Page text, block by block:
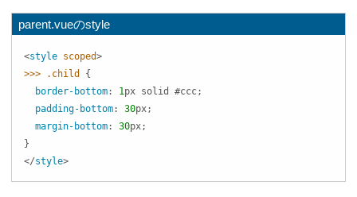
parent.vueのstyle
<style scoped>
>>> .child
{
border-bottom: 1px solid #ccc;
padding-bottom: 30px;
margin-bottom: 30px;
}
</style>